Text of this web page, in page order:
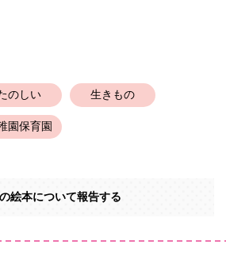
のしい 生きもの
園保育園
絵本について報告する